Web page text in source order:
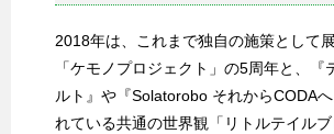
2018年は、これまで独自の施策として
「ケモノプロジェクト」の5周年と、『
ルト』や『Solatorobo それからCODA
れている共通の世界観「リトルテイル